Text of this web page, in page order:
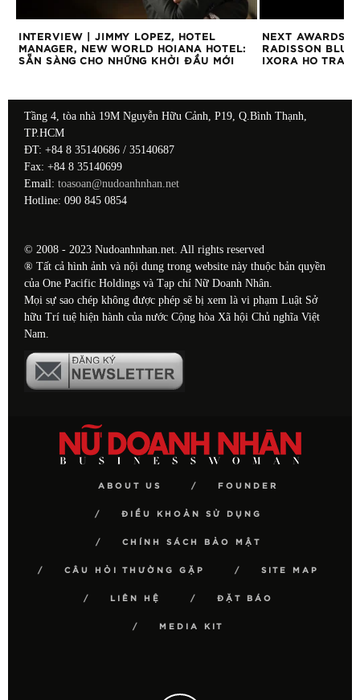
INTERVIEW | JIMMY LOPEZ, HOTEL
MANAGER, NEW WORLD HOIANA HOTEL:
SẴN SÀNG CHO NHỮNG KHỞI ĐẦU MỚI
NEXT AWARDS
RADISSON BLU
IXORA HO TRAM
Tầng 4, tòa nhà 19M Nguyễn Hữu Cảnh, P19, Q.Bình Thạnh,
TP.HCM
ĐT: +84 8 35140686 / 35140687
Fax: +84 8 35140699
Email: toasoan@nudoanhnhan.net
Hotline: 090 845 0854
© 2008 - 2023 Nudoanhnhan.net. All rights reserved
® Tất cả hình ảnh và nội dung trong website này thuộc bản quyền
của One Pacific Holdings và Tạp chí Nữ Doanh Nhân.
Mọi sự sao chép không được phép sẽ bị xem là vi phạm Luật Sở
hữu Trí tuệ hiện hành của nước Cộng hòa Xã hội Chủ nghĩa Việt
Nam.
ABOUT US FOUNDER
ĐIỀU KHOẢN SỬ DỤNG
CHÍNH SÁCH BẢO MẬT
CÂU HỎI THƯỜNG GẶP SITE MAP
LIÊN HỆ ĐẶT BÁO
MEDIA KIT